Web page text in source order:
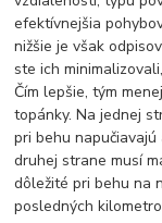
efektívnejšia
nižšie je však
ste ich
Čím lepšie, tým
topánky. Na jednej
pri behu
druhej strane musí
dôležité pri behu na
posledných